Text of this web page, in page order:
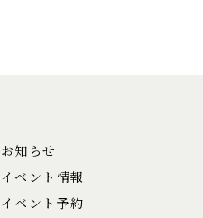
お知らせ
イベント情報
イベント予約